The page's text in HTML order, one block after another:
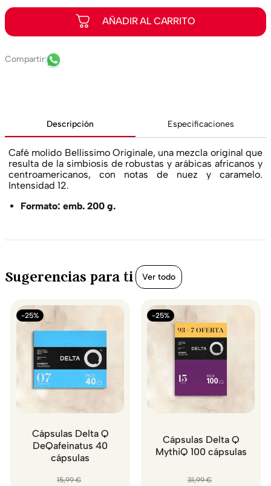
Descripción Especificaciones
Café molido Bellissimo Originale, una mezcla original que
resulta de la simbiosis de robustas y arábicas africanos y
centroamericanos, con notas de nuez y caramelo.
Intensidad 12.
Formato: emb. 200 g.
Sugerencias para ti Ver todo
-25%
Cápsulas Delta Q
DeQafeinatus 40
cápsulas
15,99 €
-25%
Cápsulas Delta Q
MythiQ 100 cápsulas
31,99 €